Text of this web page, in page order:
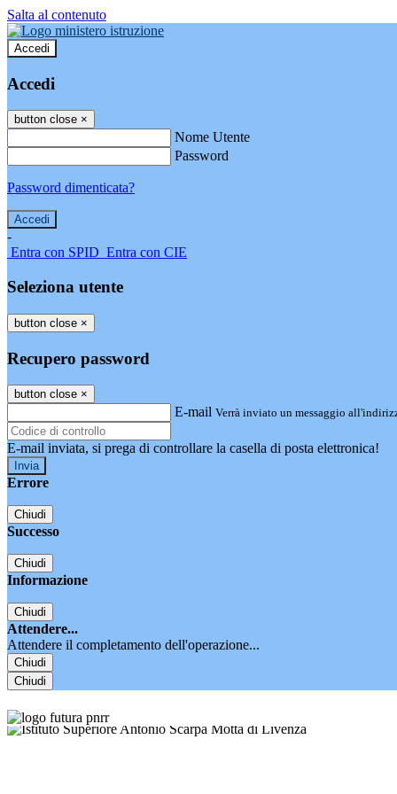
Salta al contenuto
Accedi
Accedi
button close ×
Nome Utente
Password
Password dimenticata?
-
Entra con SPID Entra con CIE
Seleziona utente
button close ×
Recupero password
button close ×
E-mail Verrà inviato un messaggio
E-mail inviata, si prega di controllare la casella di posta elettronica!
Errore
Chiudi
Successo
Chiudi
Informazione
Chiudi
Attendere...
Attendere il completamento dell'operazione...
Chiudi
Chiudi